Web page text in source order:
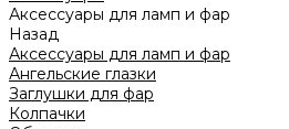
Аксессуары для ламп и фар
Назад
Аксессуары для ламп и фар
Ангельские глазки
Заглушки для фар
Колпачки